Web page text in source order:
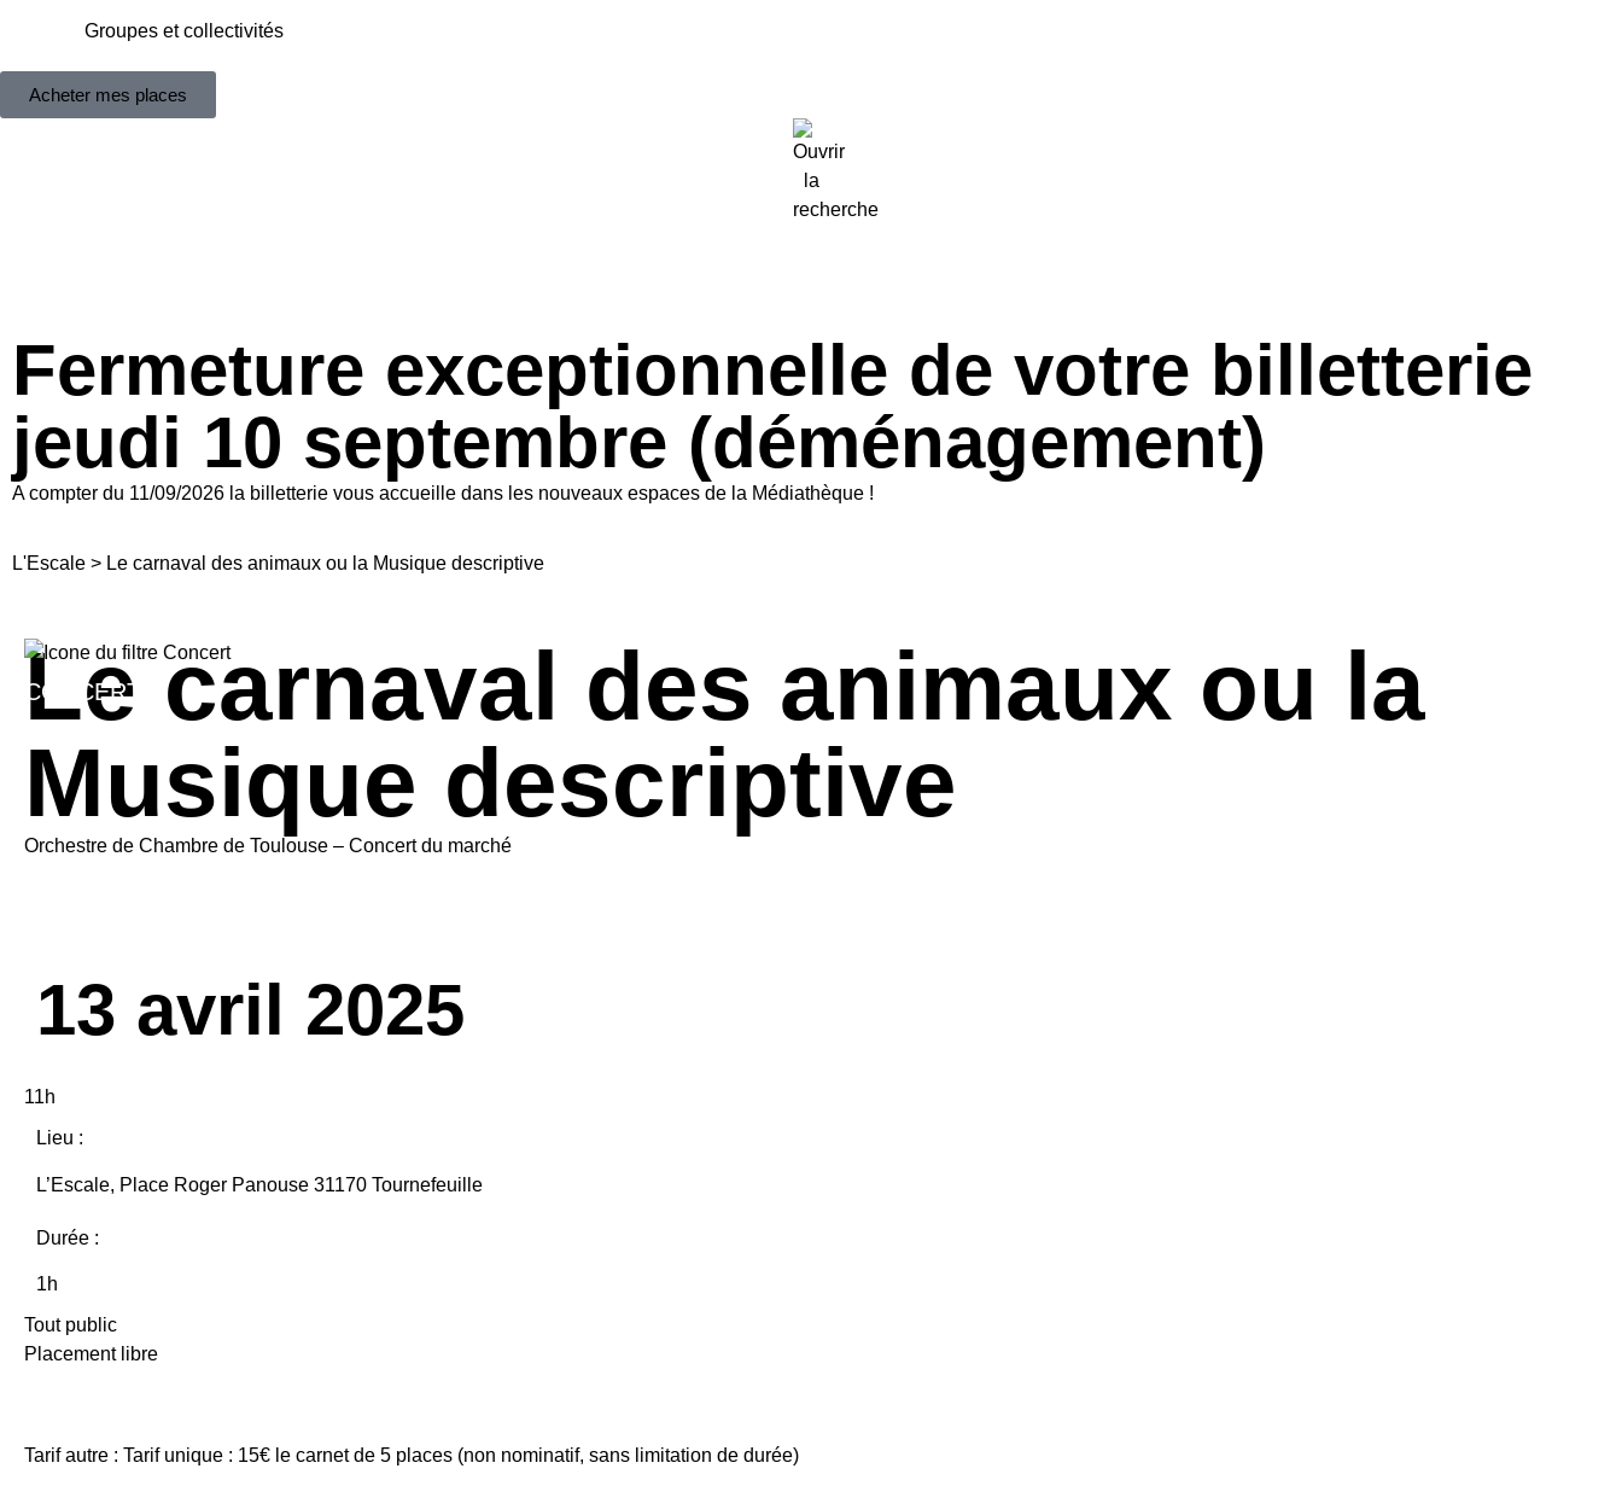
Groupes et collectivités
Acheter mes places
Fermeture exceptionnelle de votre billetterie
jeudi 10 septembre (déménagement)
A compter du 11/09/2026 la billetterie vous accueille dans les nouveaux espaces de la Médiathèque !
L'Escale > Le carnaval des animaux ou la Musique descriptive
CONCERT
Le carnaval des animaux ou la
Musique descriptive
Orchestre de Chambre de Toulouse – Concert du marché
13 avril 2025
11h
Lieu :
L’Escale, Place Roger Panouse 31170 Tournefeuille
Durée :
1h
Tout public
Placement libre
Tarif autre : Tarif unique : 15€ le carnet de 5 places (non nominatif, sans limitation de durée)